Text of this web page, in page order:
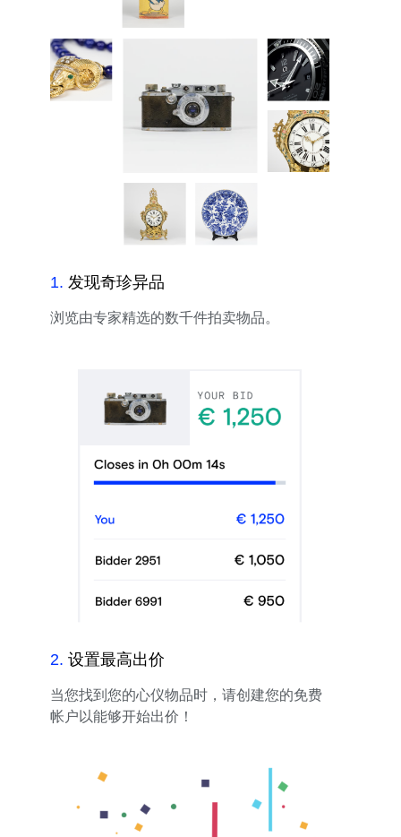
1. 发现奇珍异品
浏览由专家精选的数千件拍卖物品。
2. 设置最高出价
当您找到您的心仪物品时，请创建您的免费
帐户以能够开始出价！